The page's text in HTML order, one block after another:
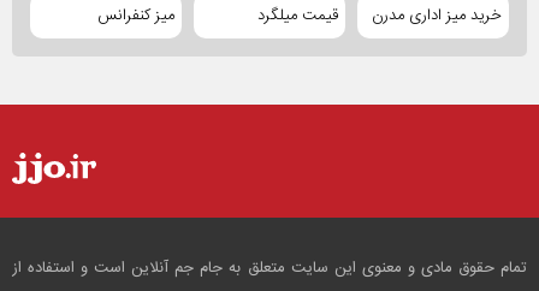
خرید میز اداری مدرن قیمت میلگرد میز کنفرانس
تمام حقوق مادی و معنوی این سایت متعلق به جام جم آنلاین است و استفاده از